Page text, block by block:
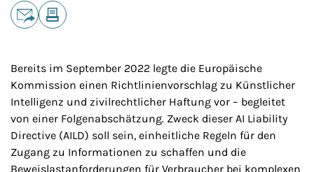
Teilen
Bereits im September 2022 legte die Europäische
Kommission einen Richtlinienvorschlag zu Künstlicher
Intelligenz und zivilrechtlicher Haftung vor – begleitet
von einer Folgenabschätzung. Zweck dieser AI Liability
Directive (AILD) soll sein, einheitliche Regeln für den
Zugang zu Informationen zu schaffen und die
Beweislastanforderungen für Verbraucher bei komplexen